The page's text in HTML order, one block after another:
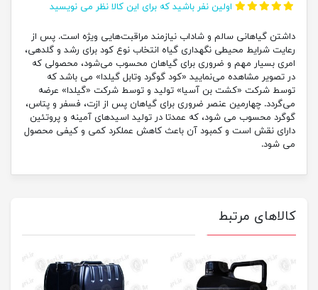
اولین نفر باشید که برای این کالا نظر می نویسید
داشتن گیاهانی سالم و شاداب نیازمند مراقبت‌هایی ویژه است. پس از
رعایت شرایط محیطی نگهداری گیاه انتخاب نوع کود برای رشد و گلدهی،
امری بسیار مهم و ضروری برای گیاهان محسوب می‌شود، محصولی که
در تصویر مشاهده می‌نمایید «کود گوگرد وتابل گیلدا» می باشد که
توسط شرکت «کشت بن آسیا» تولید و توسط شرکت «گیلدا» عرضه
می‌گردد. چهارمین عنصر ضروری برای گیاهان پس از ازت، فسفر و پتاس،
گوگرد محسوب می شود، که عمدتا در تولید اسیدهای آمینه و پروتئین
دارای نقش است و کمبود آن باعث کاهش عملکرد کمی و کیفی محصول
می شود.
کالاهای مرتبط